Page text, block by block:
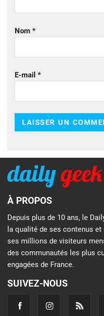
Nom *
E-mail *
À PROPOS
Depuis plus de 10 ans, le
la qualité de ses contenus
ses millions de visiteurs
des communautés les plus
engagées de France.
SUIVEZ-NOUS